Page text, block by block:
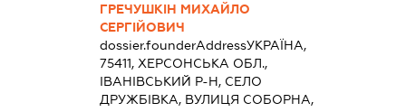
ГРЕЧУШКІН МИХАЙЛО
СЕРГІЙОВИЧ
dossier.founderAddressУКРАЇНА,
75411, ХЕРСОНСЬКА ОБЛ.,
ІВАНІВСЬКИЙ Р-Н, СЕЛО
ДРУЖБІВКА, ВУЛИЦЯ СОБОРНА,